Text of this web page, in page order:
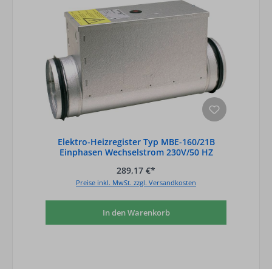
Elektro-Heizregister Typ MBE-160/21B
Einphasen Wechselstrom 230V/50 HZ
289,17 €*
Preise inkl. MwSt. zzgl. Versandkosten
In den Warenkorb